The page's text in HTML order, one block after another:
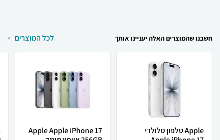
חשבנו שהמוצרים האלה יעניינו אותך לכל המוצרים
Apple טלפון סלולרי
Apple Apple iPhone 17